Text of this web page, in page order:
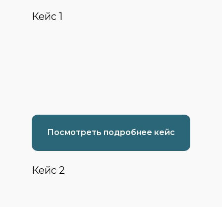
Кейс 1
Посмотреть подробнее кейс
Кейс 2